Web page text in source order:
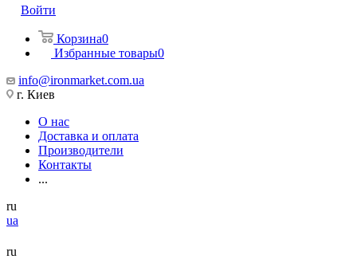
Войти
Корзина0
Избранные товары0
info@ironmarket.com.ua
г. Киев
О нас
Доставка и оплата
Производители
Контакты
...
ru
ua
ru